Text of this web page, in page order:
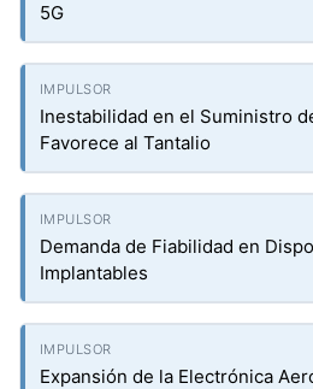
5G
Inestabilidad en el Suministro
Favorece al Tantalio
Demanda de Fiabilidad en
Implantables
Expansión de la Electrónica